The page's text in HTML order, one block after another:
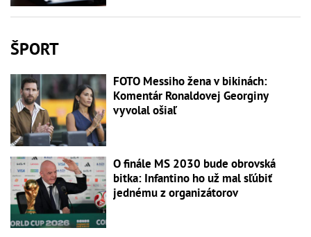
ŠPORT
FOTO Messiho žena v bikinách:
Komentár Ronaldovej Georginy
vyvolal ošiaľ
O finále MS 2030 bude obrovská
bitka: Infantino ho už mal sľúbiť
jednému z organizátorov